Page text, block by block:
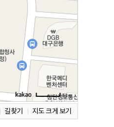
길찾기 지도 크게 보기